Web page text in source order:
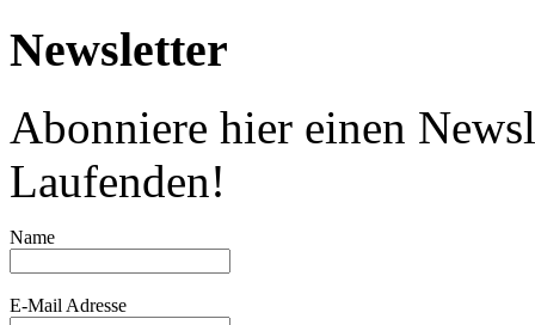
Newsletter
Abonniere hier einen
Laufenden!
Name
E-Mail Adresse